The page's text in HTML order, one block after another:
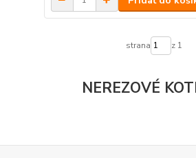
strana z 1
NEREZOVÉ